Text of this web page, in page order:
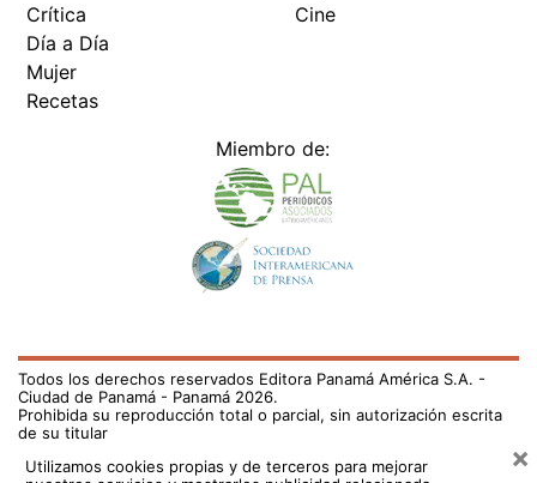
Crítica
Día a Día
Mujer
Recetas
Cine
Miembro de:
Todos los derechos reservados Editora Panamá América S.A. -
Ciudad de Panamá - Panamá 2026.
Prohibida su reproducción total o parcial, sin autorización escrita
de su titular
Utilizamos cookies propias y de terceros para mejorar
×